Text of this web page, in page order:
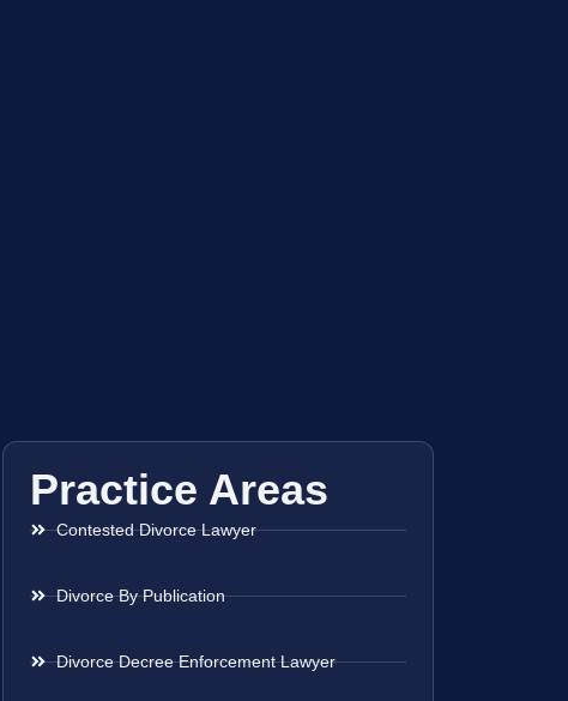
Practice Areas
Contested Divorce Lawyer
Divorce By Publication
Divorce Decree Enforcement Lawyer